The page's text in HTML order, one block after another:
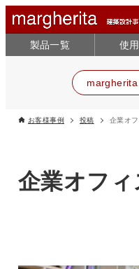
製品一覧 使
margherita
お客様事例 投稿 企業オフ
企業オフィ